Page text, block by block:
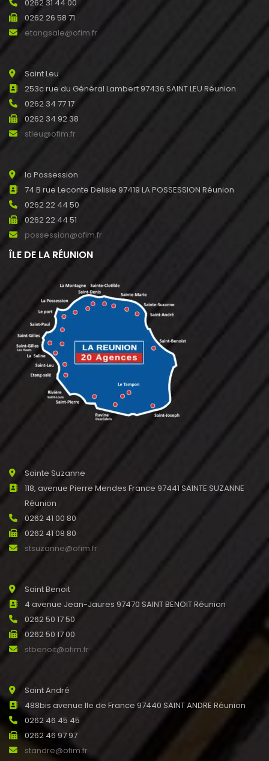
0262 31 44 00
0262 26 58 71
etangsale@ofim.fr
Saint Leu
253c rue du Général Lambert 97436 SAINT LEU Réunion
0262 34 77 17
0262 34 92 38
stleu@ofim.fr
la Possession
74 B rue Leconte Delisle 97419 LA POSSESSION Réunion
0262 22 44 50
0262 22 44 51
possession@ofim.fr
ÎLE DE LA RÉUNION
Sainte Suzanne
118, avenue Pierre Mendes France 97441 SAINTE SUZANNE
Réunion
0262 41 00 80
0262 41 08 80
stsuzanne@ofim.fr
Saint Benoit
4 avenue Jean-Jaures 97470 SAINT BENOIT Réunion
0262 50 17 50
0262 50 17 00
stbenoit@ofim.fr
Saint André
488bis avenue Ile de France 97440 SAINT ANDRE Réunion
0262 46 45 45
0262 46 97 97
standre@ofim.fr